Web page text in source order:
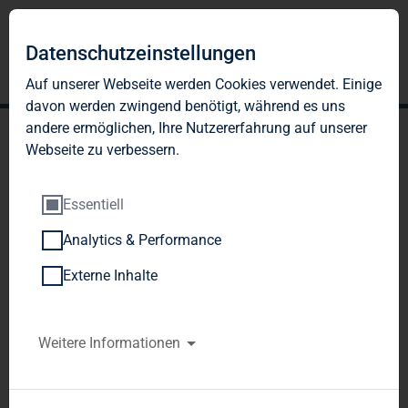
TAG Immobilien AG
akquiriert ROBYG S.A. und
beschleunigt
führenden Anbieter von
Datenschutzeinstellungen
Auf unserer Webseite werden Cookies verwendet. Einige
davon werden zwingend benötigt, während es uns
andere ermöglichen, Ihre Nutzererfahrung auf unserer
Webseite zu verbessern.
Essentiell
Analytics & Performance
Externe Inhalte
Weitere Informationen